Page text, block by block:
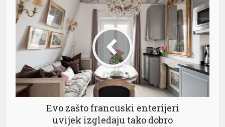
Evo zašto francuski enterijeri
uvijek izgledaju tako dobro